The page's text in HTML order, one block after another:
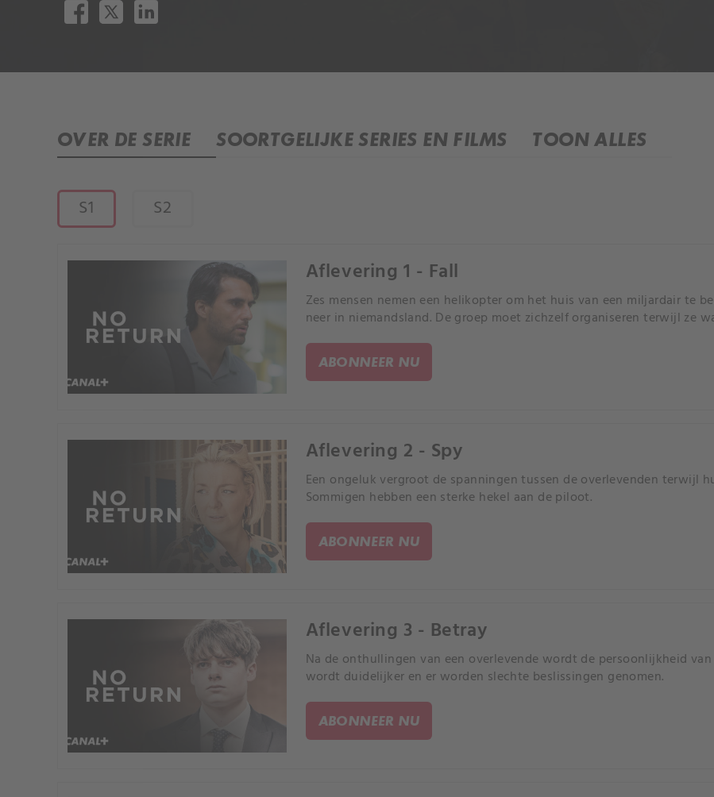
OVER DE SERIE SOORTGELIJKE SERIES EN FILMS TOON ALLES
S1 S2
Aflevering 1 - Fall
Zes mensen nemen een helikopter om het huis van een miljardair te
neer in niemandsland. De groep moet zichzelf organiseren terwijl ze
ABONNEER NU
Aflevering 2 - Spy
Een ongeluk vergroot de spanningen tussen de overlevenden terwijl
Sommigen hebben een sterke hekel aan de piloot.
ABONNEER NU
Aflevering 3 - Betray
Na de onthullingen van een overlevende wordt de persoonlijkheid
wordt duidelijker en er worden slechte beslissingen genomen.
ABONNEER NU